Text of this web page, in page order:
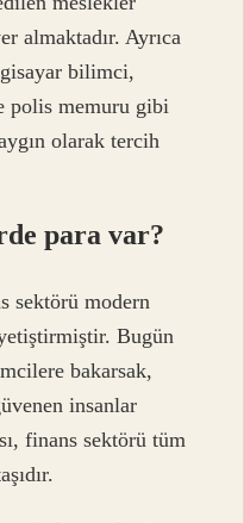
almaktadır. Ayrıca
bilimci,
polis memuru gibi
olarak tercih
para var?
sektörü modern
Bugün
bakarsak,
insanlar
finans sektörü tüm